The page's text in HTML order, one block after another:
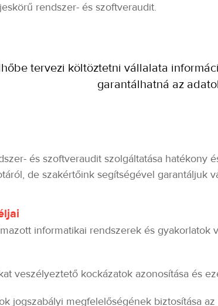
rendszer- és szoftveraudit.
információs rendszereit, de nem tudja
az adatok biztonságát?
és szoftveraudit szolgáltatása hatékony
de szakértőink segítségével garantáljuk
informatikai rendszerek és
veszélyeztető kockázatok azonosítása és
jogszabályi megfelelőségének biztosítása